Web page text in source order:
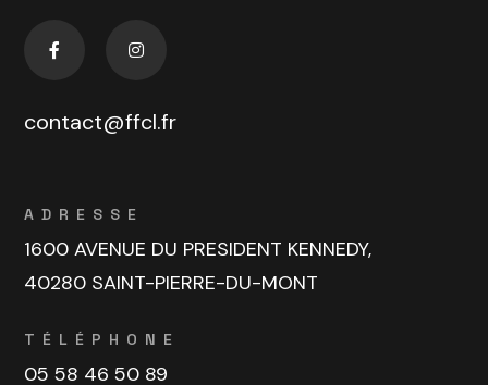
contact@ffcl.fr
ADRESSE
1600 AVENUE DU PRESIDENT KENNEDY,
40280 SAINT-PIERRE-DU-MONT
TÉLÉPHONE
05 58 46 50 89